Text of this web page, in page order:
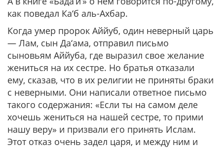
как поведал Ка‘б аль-Ахбар.
Когда умер пророк Аййуб, один неверный царь
— Лам, сын Да‘ама, отправил письмо
сыновьям Аййуба, где выразил свое желание
жениться на их сестре. Но братья отказали
ему, сказав, что в их религии не приняты браки
с неверными. Они написали ответное письмо
такого содержания: «Если ты на самом деле
хочешь жениться на нашей сестре, то прими
нашу веру» и призвали его принять Ислам.
Этот отказ очень задел царя, и между ним и